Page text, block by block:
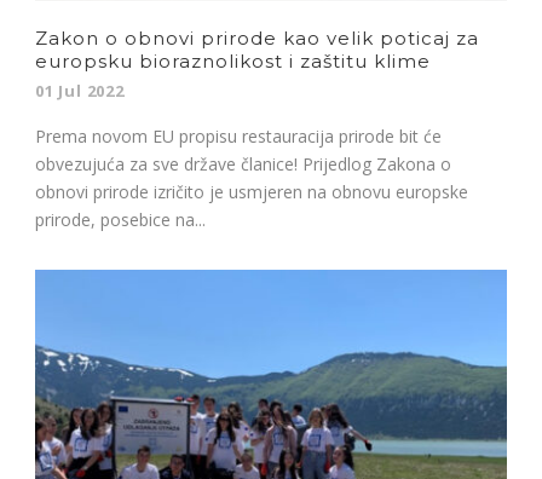
Zakon o obnovi prirode kao velik poticaj za
europsku bioraznolikost i zaštitu klime
01 Jul 2022
Prema novom EU propisu restauracija prirode bit će
obvezujuća za sve države članice! Prijedlog Zakona o
obnovi prirode izričito je usmjeren na obnovu europske
prirode, posebice na...